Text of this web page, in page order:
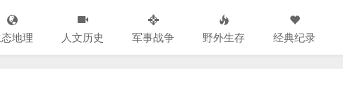
地理 人文历史 军事战争 野外生存 经典纪录